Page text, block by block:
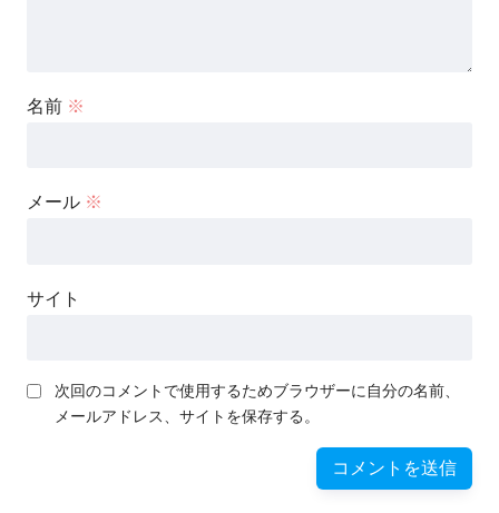
名前 ※
メール ※
サイト
次回のコメントで使用するためブラウザーに自分の名前、
メールアドレス、サイトを保存する。